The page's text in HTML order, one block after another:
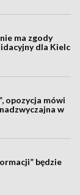
ma zgody
dla Kielc
opozycja mówi
w
będzie